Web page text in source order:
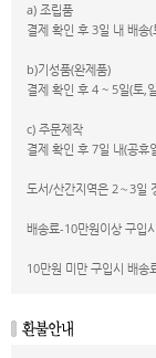
a) 조립품
결제 확인 후 3일 내 배송
b)기성품(완제품)
결제 확인 후 4 ~ 5일(토,
c) 주문제작
결제 확인 후 7일 내(공휴
도서/산간지역은 2∼3일
배송료-10만원이상 구입
10만원 미만 구입시 배송